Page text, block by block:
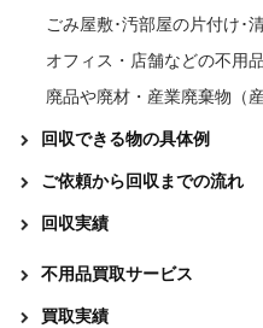
ごみ屋敷･汚部屋の片付け･
オフィス・店舗などの不用
廃品や廃材・産業廃棄物（
回収できる物の具体例
ご依頼から回収までの流れ
回収実績
不用品買取サービス
買取実績